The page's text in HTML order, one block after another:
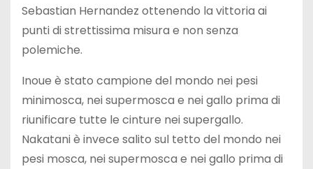
Sebastian Hernandez ottenendo la vittoria ai
punti di strettissima misura e non senza
polemiche.
Inoue è stato campione del mondo nei pesi
minimosca, nei supermosca e nei gallo prima di
riunificare tutte le cinture nei supergallo.
Nakatani è invece salito sul tetto del mondo nei
pesi mosca, nei supermosca e nei gallo prima di